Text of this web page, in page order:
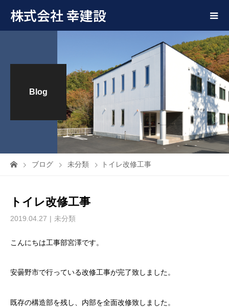
株式会社 幸建設
Blog
ブログ 未分類 トイレ改修工事
トイレ改修工事
2019.04.27 未分類
こんにちは工事部宮澤です。
安曇野市で行っている改修工事が完了致しました。
既存の構造部を残し、内部を全面改修致しました。